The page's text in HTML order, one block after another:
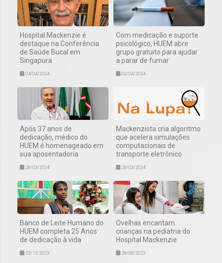
Hospital Mackenzie é
destaque na Conferência
de Saúde Bucal em
Singapura
04/04/2024
Com medicação e suporte
psicológico, HUEM abre
grupo gratuito para ajudar
a parar de fumar
02/04/2024
Após 37 anos de
dedicação, médico do
HUEM é homenageado em
sua aposentadoria
28/03/2024
Mackenzista cria algoritmo
que acelera simulações
computacionais de
transporte eletrônico
28/03/2024
Banco de Leite Humano do
HUEM completa 25 Anos
de dedicação à vida
22/12/2023
Ovelhas encantam
crianças na pediatria do
Hospital Mackenzie
28/08/2023